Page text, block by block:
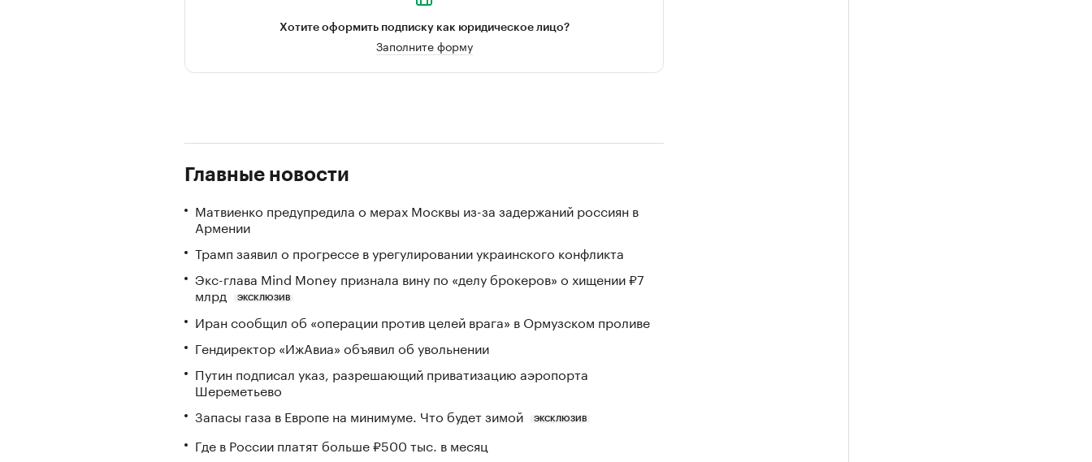
Хотите оформить подписку как юридическое лицо?
Заполните форму
Главные новости
Матвиенко предупредила о мерах Москвы из-за задержаний россиян в
Армении
Трамп заявил о прогрессе в урегулировании украинского конфликта
Экс-глава Mind Money признала вину по «делу брокеров» о хищении ₽7
млрд
ЭКСКЛЮЗИВ
Иран сообщил об «операции против целей врага» в Ормузском проливе
Гендиректор «ИжАвиа» объявил об увольнении
Путин подписал указ, разрешающий приватизацию аэропорта
Шереметьево
Запасы газа в Европе на минимуме. Что будет зимой
ЭКСКЛЮЗИВ
Где в России платят больше ₽500 тыс. в месяц